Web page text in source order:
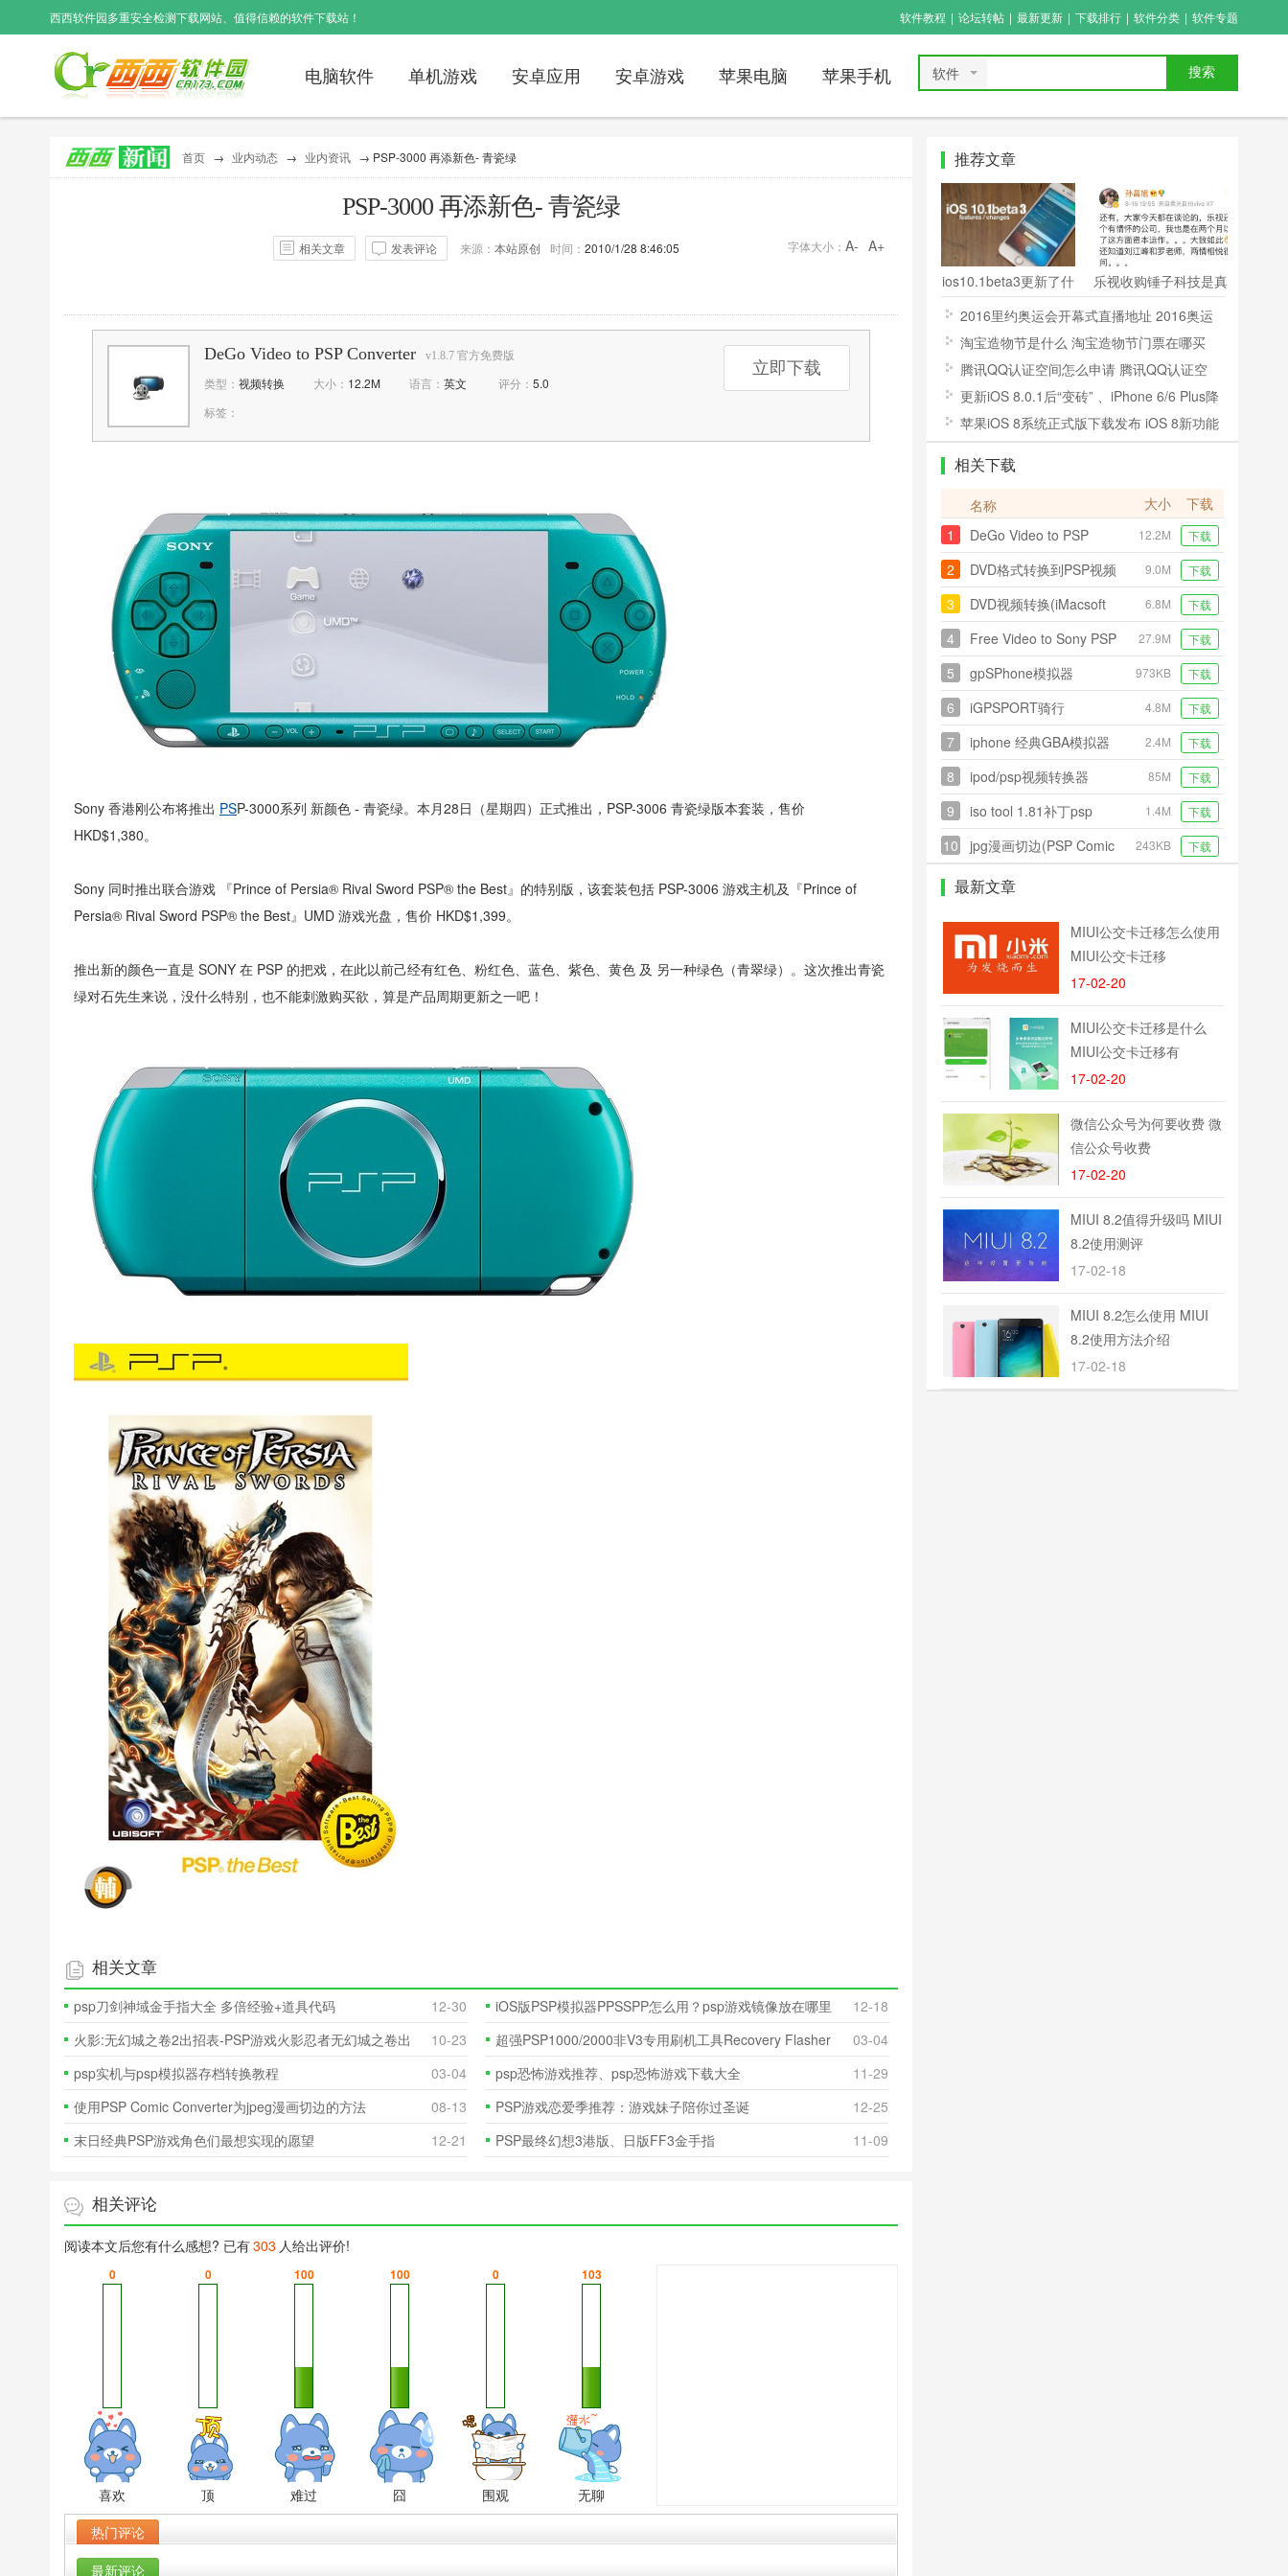
西西软件园多重安全检测下载网站、值得信赖的软件下载站！ 软件教程 | 论坛转帖 | 最新更新 | 下载排行 | 软件分类 | 软件专题
电脑软件 单机游戏 安卓应用 安卓游戏 苹果电脑 苹果手机 软件 搜索
首页 → 业内动态 → 业内资讯 → PSP-3000 再添新色- 青瓷绿
PSP-3000 再添新色- 青瓷绿
相关文章 发表评论 来源： 本站原创 时间： 2010/1/28 8:46:05 字体大小： A- A+
作者： 不详 点击： 1314 评论：1次 标签： PSP
DeGo Video to PSP Converter v1.8.7 官方免费版
类型： 视频转换 大小： 12.2M 语言： 英文 评分： 5.0
标签：
立即下载
Sony 香港刚公布将推出 PSP-3000系列 新颜色 - 青瓷绿。本月28日（星期四）正式推出，PSP-3006 青瓷绿版本套装，售价
HKD$1,380。
Sony 同时推出联合游戏 『Prince of Persia® Rival Sword PSP® the Best』的特别版，该套装包括 PSP-3006 游戏主机及『Prince of
Persia® Rival Sword PSP® the Best』UMD 游戏光盘，售价 HKD$1,399。
推出新的颜色一直是 SONY 在 PSP 的把戏，在此以前己经有红色、粉红色、蓝色、紫色、黄色 及 另一种绿色（青翠绿）。这次推出青瓷
绿对石先生来说，没什么特别，也不能刺激购买欲，算是产品周期更新之一吧！
相关文章
12-30
psp刀剑神域金手指大全 多倍经验+道具代码 12-18
iOS版PSP模拟器PPSSPP怎么用？psp游戏镜像放在哪里
10-23
火影:无幻城之卷2出招表-PSP游戏火影忍者无幻城之卷出
招表
03-04
​超强PSP1000/2000非V3专用刷机工具Recovery Flasher
图文教
03-04
psp实机与psp模拟器存档转换教程 11-29
psp恐怖游戏推荐、psp恐怖游戏下载大全
08-13
使用PSP Comic Converter为jpeg漫画切边的方法 12-25
PSP游戏恋爱季推荐：游戏妹子陪你过圣诞
12-21
末日经典PSP游戏角色们最想实现的愿望 11-09
PSP最终幻想3港版、日版FF3金手指
相关评论
阅读本文后您有什么感想? 已有303 人给出评价!
0
喜欢
0
顶
100
难过
100
囧
0
围观
103
无聊
热门评论
最新评论
推荐文章
ios10.1beta3更新了什
么 苹果ios10.1beta3
更新内容及升级方法一
览
乐视收购锤子科技是真
的吗 乐视并购锤子真
的假的
2016里约奥运会开幕式直播地址 2016奥运
会开幕式在哪看直播
淘宝造物节是什么 淘宝造物节门票在哪买
腾讯QQ认证空间怎么申请 腾讯QQ认证空
间的申请方法
更新iOS 8.0.1后“变砖” 、iPhone 6/6 Plus降
级修复攻略
苹果iOS 8系统正式版下载发布 iOS 8新功能
相关下载
名称 大小
下载
1
DeGo Video to PSP
Converter
12.2M 下载
2
DVD格式转换到PSP视频
工具(Bigasoft DVD to
PSP Converter)
9.0M 下载
3
DVD视频转换(iMacsoft
DVD to PSP Converter)
6.8M 下载
4
Free Video to Sony PSP
Converter索尼PSP视频转
换器
27.9M 下载
5 gpSPhone模拟器 973KB 下载
6 iGPSPORT骑行 4.8M 下载
7
iphone 经典GBA模拟器
gpSPhone
2.4M 下载
8
ipod/psp视频转换器
(RipBot264)
85M 下载
9 iso tool 1.81补丁psp 1.4M 下载
10
jpg漫画切边(PSP Comic
Converter)
243KB 下载
最新文章
MIUI公交卡迁移怎么使用
MIUI公交卡迁移
17-02-20
MIUI公交卡迁移是什么
MIUI公交卡迁移有
17-02-20
微信公众号为何要收费 微
信公众号收费
17-02-20
MIUI 8.2值得升级吗 MIUI
8.2使用测评
17-02-18
MIUI 8.2怎么使用 MIUI
8.2使用方法介绍
17-02-18